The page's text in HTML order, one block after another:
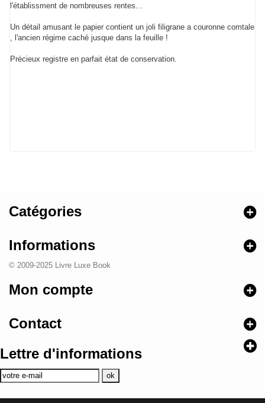
l'établissment de nombreuses rentes...
Un détail amusant le papier contient un joli filigrane a couronne comtale
, l'ancien régime caché jusque dans la feuille !
Précieux registre en parfait état de conservation.
Catégories
Informations
© 2009-2025 Livre Luxe Book
Mon compte
Contact
Lettre d'informations